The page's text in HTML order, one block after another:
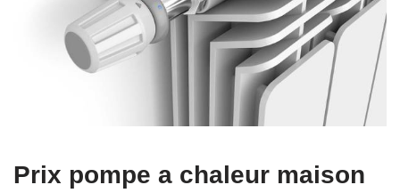
Prix pompe a chaleur maison